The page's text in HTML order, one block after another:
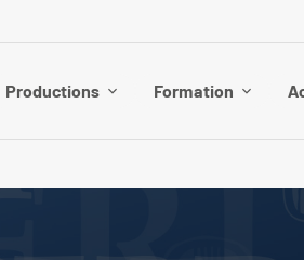
Productions Formation